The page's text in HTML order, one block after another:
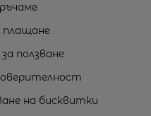
плащане
ползване
на бисквитки